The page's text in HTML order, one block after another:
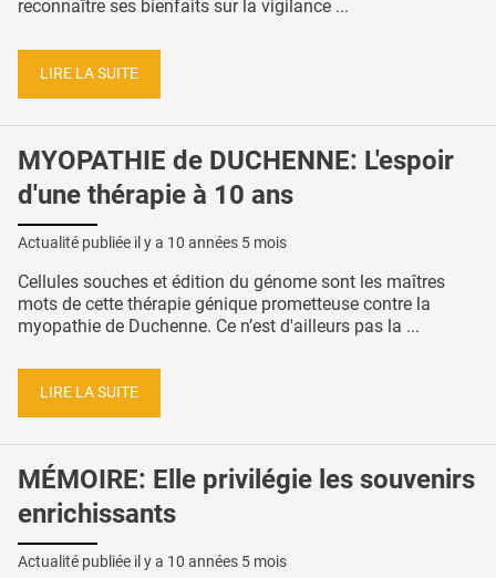
reconnaître ses bienfaits sur la vigilance ...
LIRE LA SUITE
MYOPATHIE de DUCHENNE: L'espoir
d'une thérapie à 10 ans
Actualité publiée il y a 10 années 5 mois
Cellules souches et édition du génome sont les maîtres
mots de cette thérapie génique prometteuse contre la
myopathie de Duchenne. Ce n’est d'ailleurs pas la ...
LIRE LA SUITE
MÉMOIRE: Elle privilégie les souvenirs
enrichissants
Actualité publiée il y a 10 années 5 mois